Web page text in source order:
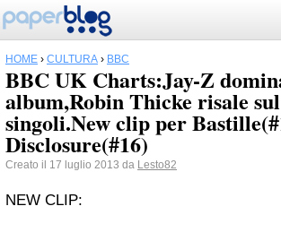
HOME › CULTURA › BBC
BBC UK Charts:Jay-Z
album,Robin Thicke risale
singoli.New clip per
Disclosure(#16)
Creato il 17 luglio 2013 da Lesto82
NEW CLIP: